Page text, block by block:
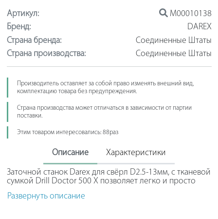
Артикул:
М00010138
Бренд:
DAREX
Страна бренда:
Соединенные Штаты
Страна производства:
Соединенные Штаты
Производитель оставляет за собой право изменять внешний вид,
комплектацию товара без предупреждения.
Страна производства может отличаться в зависимости от партии
поставки.
Этим товаром интересовались: 88раз
Описание Характеристики
Заточной станок Darex для свёрл D2.5-13мм, с тканевой
сумкой Drill Doctor 500 X позволяет легко и просто
выполнять заточку сверл в домашних условиях или
небольшой частной мастерской. Алмазный барабан
Развернуть описание